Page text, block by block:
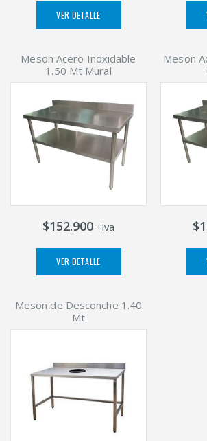
VER DETALLE
Meson Acero Inoxidable
1.50 Mt Mural
$152.900 +iva
VER DETALLE
Meson
Meson de Desconche 1.40
Mt